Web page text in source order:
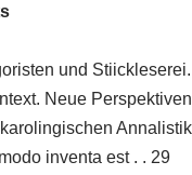
und
Neue
inventa est . . 29